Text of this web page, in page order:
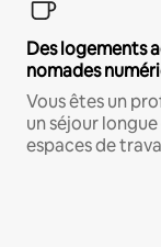
Des logements
nomades
Vous êtes un
un séjour
espaces de